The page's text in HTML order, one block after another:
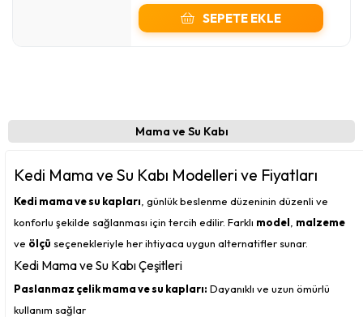
SEPETE EKLE
Mama ve Su Kabı
Kedi Mama ve Su Kabı Modelleri ve Fiyatları
Kedi mama ve su kapları , günlük beslenme düzeninin düzenli ve
konforlu şekilde sağlanması için tercih edilir. Farklı model malzeme
ve ölçü seçenekleriyle her ihtiyaca uygun alternatifler sunar.
Kedi Mama ve Su Kabı Çeşitleri
Paslanmaz çelik mama ve su kapları: Dayanıklı ve uzun ömürlü
kullanım sağlar